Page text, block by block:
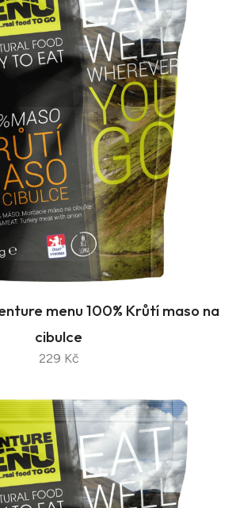
menu 100% Krůtí maso na
cibulce
229 Kč